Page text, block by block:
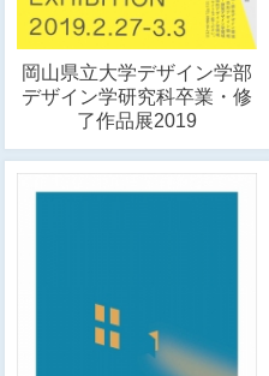
岡山県立大学デザイン学部
デザイン学研究科卒業・修
了作品展2019